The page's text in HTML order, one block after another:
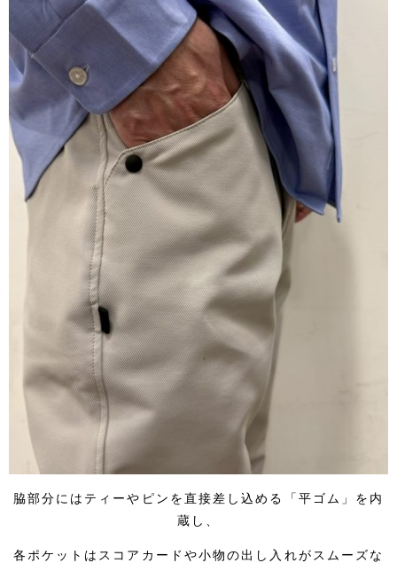
脇部分にはティーやピンを直接差し込める「平ゴム」を内
蔵し、
各ポケットはスコアカードや小物の出し入れがスムーズな